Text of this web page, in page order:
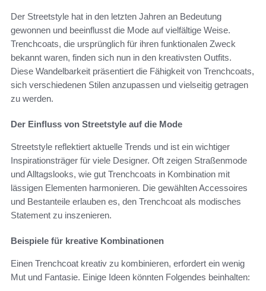
Der Streetstyle hat in den letzten Jahren an Bedeutung
gewonnen und beeinflusst die Mode auf vielfältige Weise.
Trenchcoats, die ursprünglich für ihren funktionalen Zweck
bekannt waren, finden sich nun in den kreativsten Outfits.
Diese Wandelbarkeit präsentiert die Fähigkeit von Trenchcoats,
sich verschiedenen Stilen anzupassen und vielseitig getragen
zu werden.
Der Einfluss von Streetstyle auf die Mode
Streetstyle reflektiert aktuelle Trends und ist ein wichtiger
Inspirationsträger für viele Designer. Oft zeigen Straßenmode
und Alltagslooks, wie gut Trenchcoats in Kombination mit
lässigen Elementen harmonieren. Die gewählten Accessoires
und Bestanteile erlauben es, den Trenchcoat als modisches
Statement zu inszenieren.
Beispiele für kreative Kombinationen
Einen Trenchcoat kreativ zu kombinieren, erfordert ein wenig
Mut und Fantasie. Einige Ideen könnten Folgendes beinhalten: